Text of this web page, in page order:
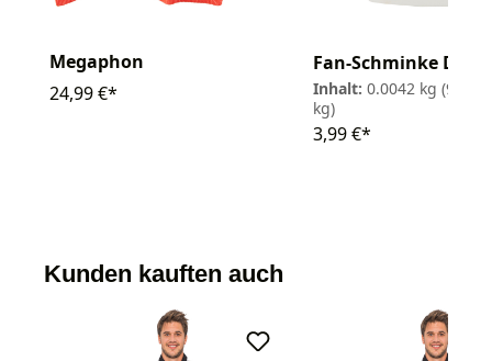
Megaphon
24,99 €*
Fan-Schminke
Inhalt: 0.0042 kg
kg)
3,99 €*
Kunden kauften auch